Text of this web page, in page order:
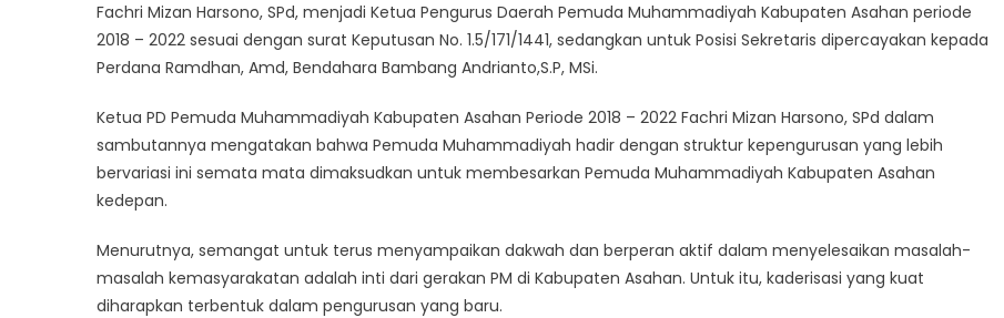
Fachri Mizan Harsono, SPd, menjadi Ketua Pengurus Daerah Pemuda Muhammadiyah Kabupaten Asahan periode
2018 – 2022 sesuai dengan surat Keputusan No. 1.5/171/1441, sedangkan untuk Posisi Sekretaris dipercayakan kepada
Perdana Ramdhan, Amd, Bendahara Bambang Andrianto,S.P, MSi.
Ketua PD Pemuda Muhammadiyah Kabupaten Asahan Periode 2018 – 2022 Fachri Mizan Harsono, SPd dalam
sambutannya mengatakan bahwa Pemuda Muhammadiyah hadir dengan struktur kepengurusan yang lebih
bervariasi ini semata mata dimaksudkan untuk membesarkan Pemuda Muhammadiyah Kabupaten Asahan
kedepan.
Menurutnya, semangat untuk terus menyampaikan dakwah dan berperan aktif dalam menyelesaikan masalah-
masalah kemasyarakatan adalah inti dari gerakan PM di Kabupaten Asahan. Untuk itu, kaderisasi yang kuat
diharapkan terbentuk dalam pengurusan yang baru.